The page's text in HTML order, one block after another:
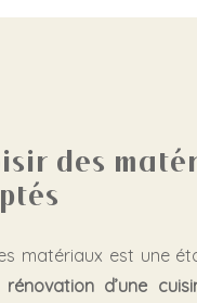
des
matériaux est une
rénovation d’une